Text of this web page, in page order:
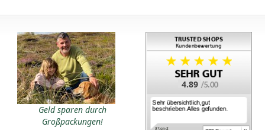
im Sommer: 8
erfrischende
Rezepte
Geld sparen durch
Großpackungen!
4.89